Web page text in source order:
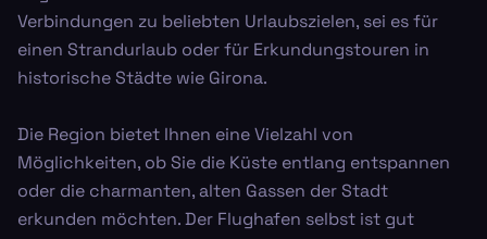
Verbindungen zu beliebten Urlaubszielen, sei es für
einen Strandurlaub oder für Erkundungstouren in
historische Städte wie Girona.
Die Region bietet Ihnen eine Vielzahl von
Möglichkeiten, ob Sie die Küste entlang entspannen
oder die charmanten, alten Gassen der Stadt
erkunden möchten. Der Flughafen selbst ist gut